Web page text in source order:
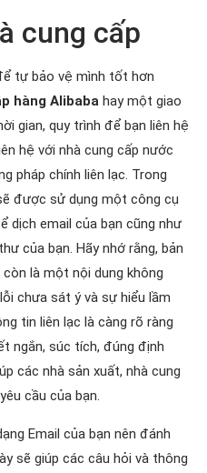
cung cấp
tự bảo vệ mình tốt hơn
hàng Alibaba hay một giao
gian, quy trình để bạn liên hệ
hệ với nhà cung cấp nước
pháp chính liên lạc. Trong
được sử dụng một công cụ
dịch email của bạn cũng như
của bạn. Hãy nhớ rằng, bản
là một nội dung không
chưa sát ý và sự hiểu lầm
tin liên lạc là càng rõ ràng
ngắn, súc tích, đúng định
các nhà sản xuất, nhà cung
cầu của bạn.
Email của bạn nên đánh
sẽ giúp các câu hỏi và thông